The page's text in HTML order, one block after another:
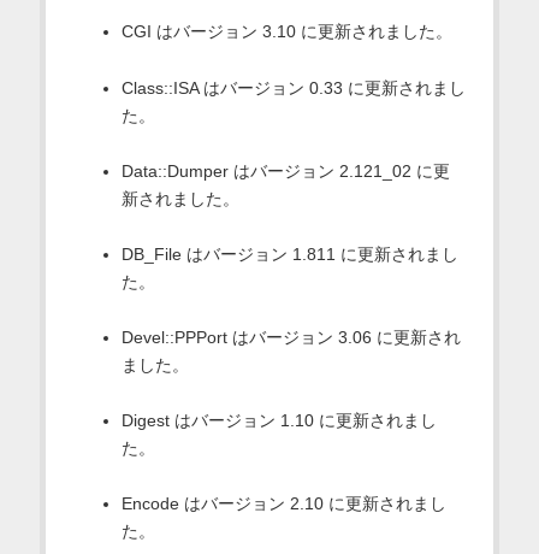
CGI はバージョン 3.10 に更新されました。
Class::ISA はバージョン 0.33 に更新されまし
た。
Data::Dumper はバージョン 2.121_02 に更
新されました。
DB_File はバージョン 1.811 に更新されまし
た。
Devel::PPPort はバージョン 3.06 に更新され
ました。
Digest はバージョン 1.10 に更新されまし
た。
Encode はバージョン 2.10 に更新されまし
た。